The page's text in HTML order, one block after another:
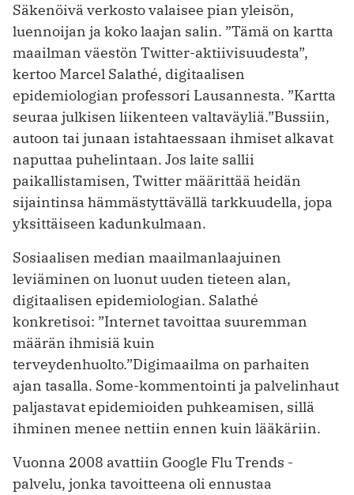
Säkenöivä verkosto valaisee pian yleisön,
luennoijan ja koko laajan salin. ”Tämä on kartta
maailman väestön Twitter-aktiivisuudesta”,
kertoo Marcel Salathé, digitaalisen
epidemiologian professori Lausannesta. ”Kartta
seuraa julkisen liikenteen valtaväyliä.”Bussiin,
autoon tai junaan istah­taessaan ihmiset alkavat
naputtaa puhelintaan. Jos laite sallii
paikallistamisen, Twitter määrittää heidän
sijaintinsa hämmästyttävällä tarkkuudella, jopa
yksittäiseen kadunkulmaan.
Sosiaalisen median maailmanlaajuinen
leviäminen on luonut uuden tieteen alan,
digitaalisen epidemiologian. Salathé
konkretisoi: ”Internet tavoittaa suuremman
määrän ihmisiä kuin
terveydenhuolto.”Digimaailma on parhaiten
ajan tasalla. Some-kommentointi ja palvelinhaut
paljastavat epidemioiden puhkeamisen, sillä
ihminen menee nettiin ennen kuin lääkäriin.
Vuonna 2008 avattiin Google Flu Trends -
palvelu, jonka tavoitteena oli ennustaa